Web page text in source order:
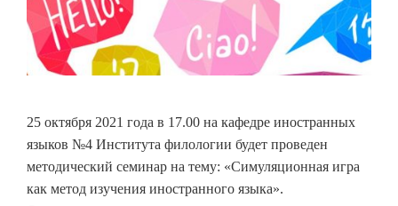
25 октября 2021 года в 17.00 на кафедре иностранных
языков №4 Института филологии будет проведен
методический семинар на тему: «Симуляционная игра
как метод изучения иностранного языка».